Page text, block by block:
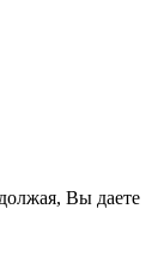
Вы даете